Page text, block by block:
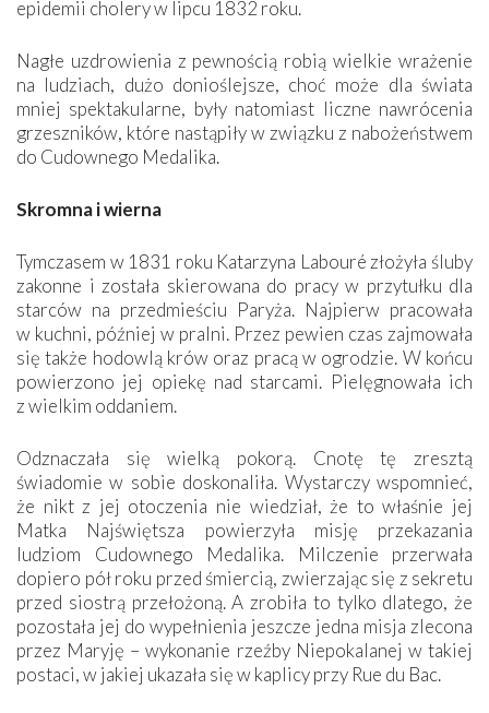
epidemii cholery w lipcu 1832 roku.
Nagłe uzdrowienia z pewnością robią wielkie wrażenie
na ludziach, dużo donioślejsze, choć może dla świata
mniej spektakularne, były natomiast liczne nawrócenia
grzeszników, które nastąpiły w związku z nabożeństwem
do Cudownego Medalika.
Skromna i wierna
Tymczasem w 1831 roku Katarzyna Labouré złożyła śluby
zakonne i została skierowana do pracy w przytułku dla
starców na przedmieściu Paryża. Najpierw pracowała
w kuchni, później w pralni. Przez pewien czas zajmowała
się także hodowlą krów oraz pracą w ogrodzie. W końcu
powierzono jej opiekę nad starcami. Pielęgnowała ich
z wielkim oddaniem.
Odznaczała się wielką pokorą. Cnotę tę zresztą
świadomie w sobie doskonaliła. Wystarczy wspomnieć,
że nikt z jej otoczenia nie wiedział, że to właśnie jej
Matka Najświętsza powierzyła misję przekazania
ludziom Cudownego Medalika. Milczenie przerwała
dopiero pół roku przed śmiercią, zwierzając się z sekretu
przed siostrą przełożoną. A zrobiła to tylko dlatego, że
pozostała jej do wypełnienia jeszcze jedna misja zlecona
przez Maryję – wykonanie rzeźby Niepokalanej w takiej
postaci, w jakiej ukazała się w kaplicy przy Rue du Bac.